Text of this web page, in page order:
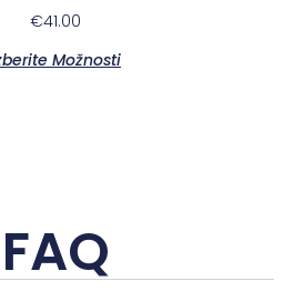
€41.00
Možnosti
FAQ